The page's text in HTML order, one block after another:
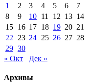
1
2 3 4 5 6
7
8
9 10 11 12 13 14
15 16 17 18 19 20 21
22
23 24 25 26 27 28
29 30
« Окт
Дек »
Архивы